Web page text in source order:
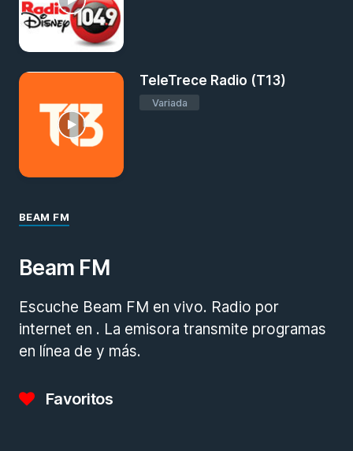
TeleTrece Radio (T13)
Variada
BEAM FM
Beam FM
Escuche Beam FM en vivo. Radio por
internet en . La emisora transmite programas
en línea de y más.
Favoritos